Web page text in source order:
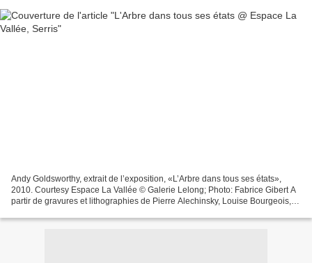
Andy Goldsworthy, extrait de l’exposition, «L’Arbre dans tous ses états»,
2010. Courtesy Espace La Vallée © Galerie Lelong; Photo: Fabrice Gibert A
partir de gravures et lithographies de Pierre Alechinsky, Louise Bourgeois,